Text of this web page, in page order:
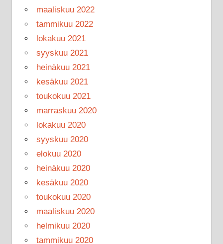
maaliskuu 2022
tammikuu 2022
lokakuu 2021
syyskuu 2021
heinäkuu 2021
kesäkuu 2021
toukokuu 2021
marraskuu 2020
lokakuu 2020
syyskuu 2020
elokuu 2020
heinäkuu 2020
kesäkuu 2020
toukokuu 2020
maaliskuu 2020
helmikuu 2020
tammikuu 2020